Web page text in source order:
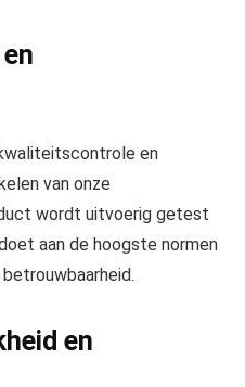
en
van onze
wordt uitvoerig getest
aan de hoogste normen
en